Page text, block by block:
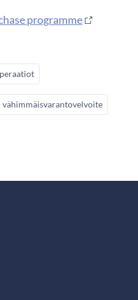
programme
vähimmäisvarantovelvoite